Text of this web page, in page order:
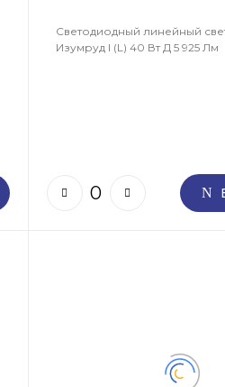
Светодиодный линейный
Изумруд I (L) 40 Вт Д 5 925 Лм